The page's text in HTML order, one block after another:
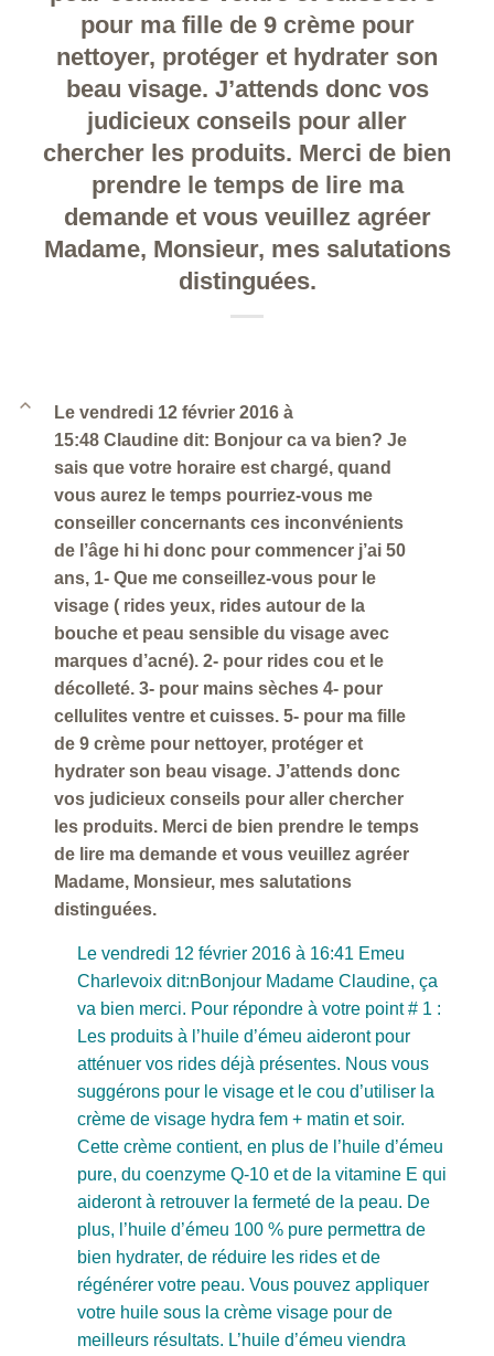
pour ma fille de 9 crème pour
nettoyer, protéger et hydrater son
beau visage. J’attends donc vos
judicieux conseils pour aller
chercher les produits. Merci de bien
prendre le temps de lire ma
demande et vous veuillez agréer
Madame, Monsieur, mes salutations
distinguées.
B
Le vendredi 12 février 2016 à
15:48 Claudine dit: Bonjour ca va bien? Je
sais que votre horaire est chargé, quand
vous aurez le temps pourriez-vous me
conseiller concernants ces inconvénients
de l’âge hi hi donc pour commencer j’ai 50
ans, 1- Que me conseillez-vous pour le
visage ( rides yeux, rides autour de la
bouche et peau sensible du visage avec
marques d’acné). 2- pour rides cou et le
décolleté. 3- pour mains sèches 4- pour
cellulites ventre et cuisses. 5- pour ma fille
de 9 crème pour nettoyer, protéger et
hydrater son beau visage. J’attends donc
vos judicieux conseils pour aller chercher
les produits. Merci de bien prendre le temps
de lire ma demande et vous veuillez agréer
Madame, Monsieur, mes salutations
distinguées.
Le vendredi 12 février 2016 à 16:41 Emeu
Charlevoix dit:nBonjour Madame Claudine, ça
va bien merci. Pour répondre à votre point # 1 :
Les produits à l’huile d’émeu aideront pour
atténuer vos rides déjà présentes. Nous vous
suggérons pour le visage et le cou d’utiliser la
crème de visage hydra fem + matin et soir.
Cette crème contient, en plus de l’huile d’émeu
pure, du coenzyme Q-10 et de la vitamine E qui
aideront à retrouver la fermeté de la peau. De
plus, l’huile d’émeu 100 % pure permettra de
bien hydrater, de réduire les rides et de
régénérer votre peau. Vous pouvez appliquer
votre huile sous la crème visage pour de
meilleurs résultats. L’huile d’émeu viendra